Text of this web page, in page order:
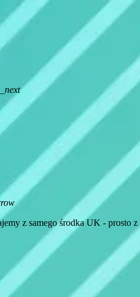
z samego środka UK - prosto